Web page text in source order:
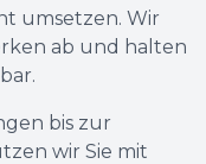
umsetzen. Wir
ab und halten
bis zur
wir Sie mit